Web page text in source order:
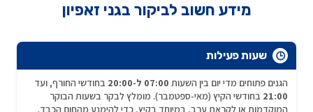
מידע חשוב לביקור בגני זאפיון
🕒 שעות פעילות
הגנים פתוחים מדי יום בין השעות 07:00 ל-20:00
בחודשי החורף, ועד
21:00 בחודשי הקיץ (מאי-ספטמבר). מומלץ לבקר בשעות הבוקר